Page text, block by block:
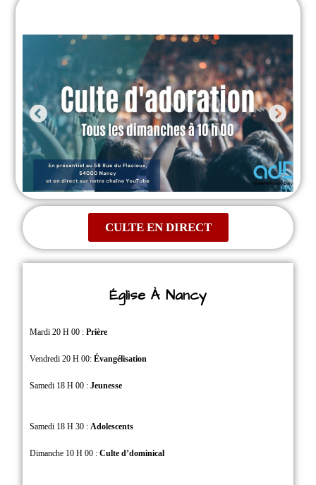
CULTE EN DIRECT
Église À Nancy
Mardi 20 H 00 :Prière
Vendredi 20 H 00: Évangélisation
Samedi 18 H 00 :Jeunesse
Samedi 18 H 30 :Adolescents
Dimanche 10 H 00 :Culte d’dominical